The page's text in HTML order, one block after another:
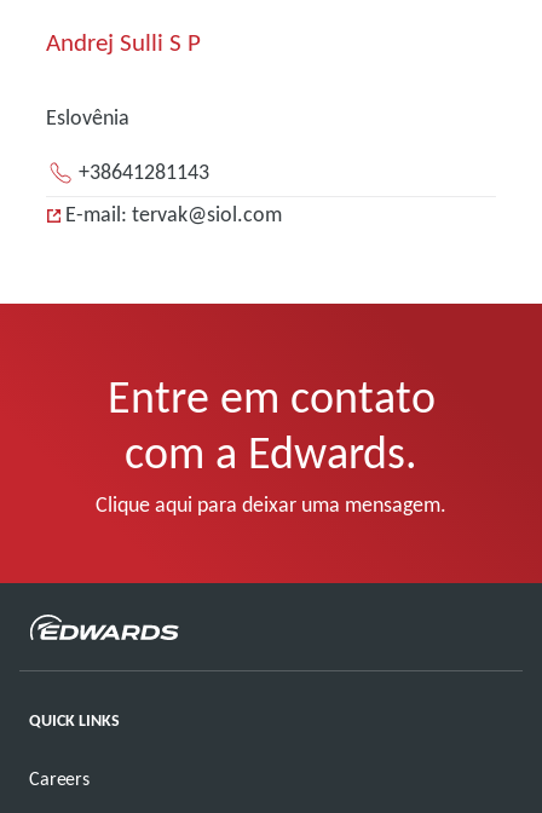
Andrej Sulli S P
Eslovênia
+38641281143
E-mail: tervak@siol.com
Entre em contato
com a Edwards.
Clique aqui para deixar uma mensagem.
QUICK LINKS
Careers